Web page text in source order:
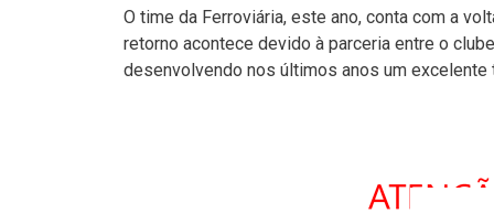
O time da Ferroviária, este ano, conta com a
retorno acontece devido à parceria entre o
desenvolvendo nos últimos anos um excelente